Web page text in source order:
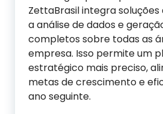
ZettaBrasil integra
a análise de dados e
completos sobre todas as
empresa. Isso permite um
estratégico mais preciso,
metas de crescimento e
ano seguinte.